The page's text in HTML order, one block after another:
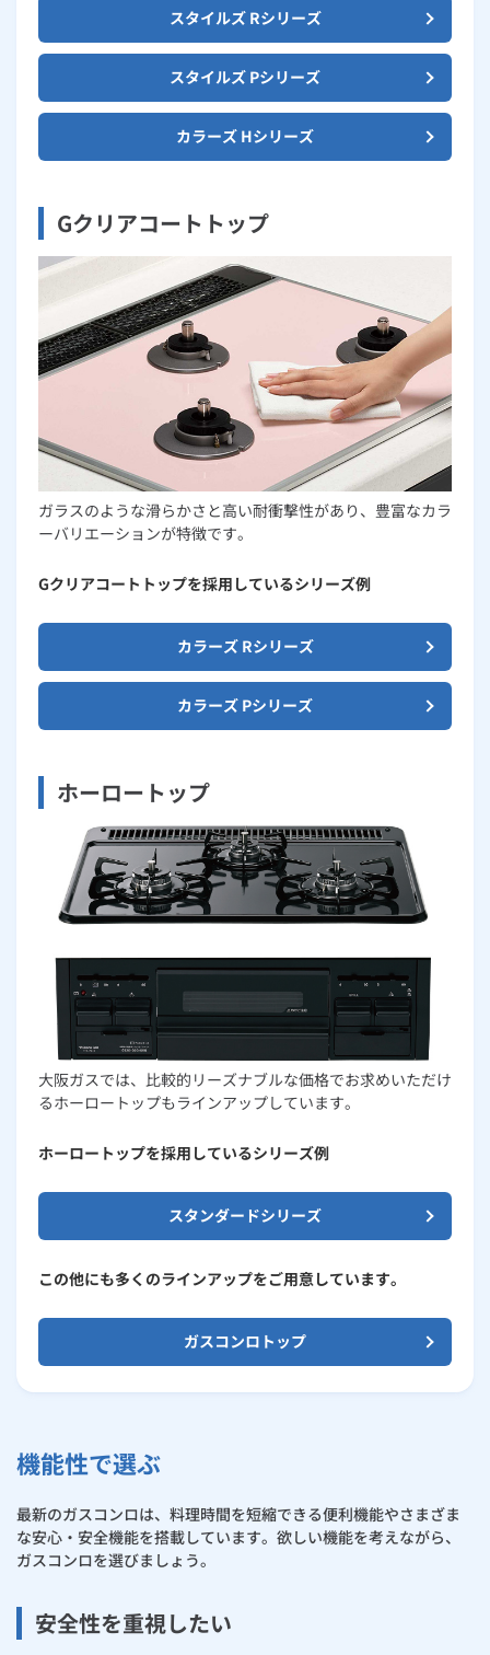
スタイルズ Rシリーズ
スタイルズ Pシリーズ
カラーズ Hシリーズ
Gクリアコートトップ
ガラスのような滑らかさと高い耐衝撃性があり、豊富なカラ
ーバリエーションが特徴です。
Gクリアコートトップを採用しているシリーズ例
カラーズ Rシリーズ
カラーズ Pシリーズ
ホーロートップ
大阪ガスでは、比較的リーズナブルな価格でお求めいただけ
るホーロートップもラインアップしています。
ホーロートップを採用しているシリーズ例
スタンダードシリーズ
この他にも多くのラインアップをご用意しています。
ガスコンロトップ
機能性で選ぶ
最新のガスコンロは、料理時間を短縮できる便利機能やさまざま
な安心・安全機能を搭載しています。欲しい機能を考えながら、
ガスコンロを選びましょう。
安全性を重視したい